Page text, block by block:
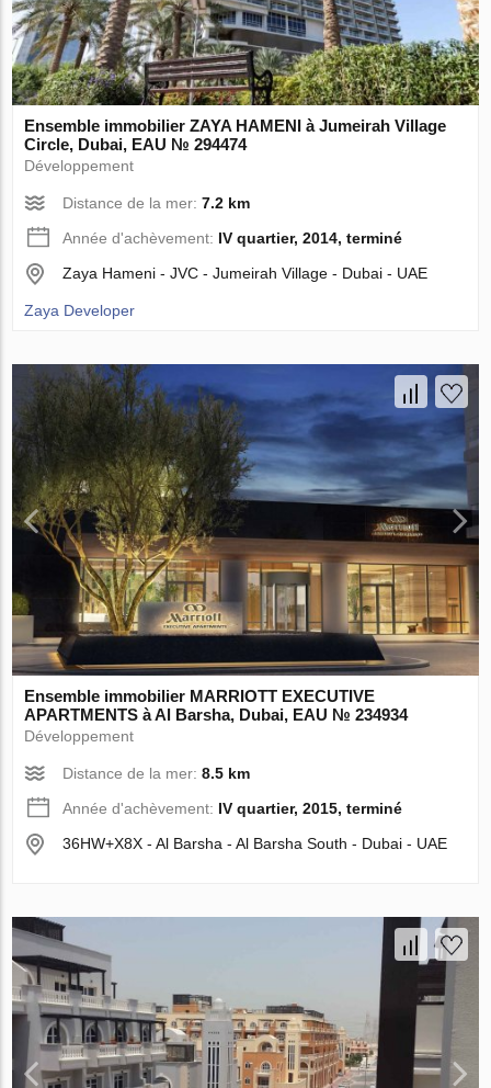
Ensemble immobilier ZAYA HAMENI à Jumeirah Village
Circle, Dubai, EAU № 294474
Développement
Distance de la mer:7.2 km
Année d'achèvement: IV quartier, 2014, terminé
Zaya Hameni - JVC - Jumeirah Village - Dubai - UAE
Zaya Developer
Ensemble immobilier MARRIOTT EXECUTIVE
APARTMENTS à Al Barsha, Dubai, EAU № 234934
Développement
Distance de la mer:8.5 km
Année d'achèvement: IV quartier, 2015, terminé
36HW+X8X - Al Barsha - Al Barsha South - Dubai - UAE